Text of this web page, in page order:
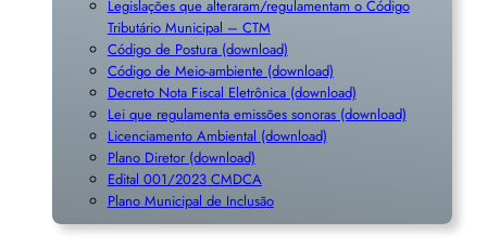
Legislações que alteraram/regulamentam o Código
Tributário Municipal – CTM
Código de Postura (download)
Código de Meio-ambiente (download)
Decreto Nota Fiscal Eletrônica (download)
Lei que regulamenta emissões sonoras (download)
Licenciamento Ambiental (download)
Plano Diretor (download)
Edital 001/2023 CMDCA
Plano Municipal de Inclusão